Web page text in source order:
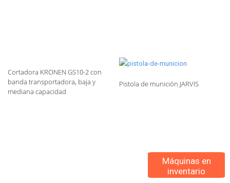
Máquinas en
inventario
Cortadora KRONEN GS10-2 con
banda transportadora, baja y
mediana capacidad
Pistola de munición JARVIS